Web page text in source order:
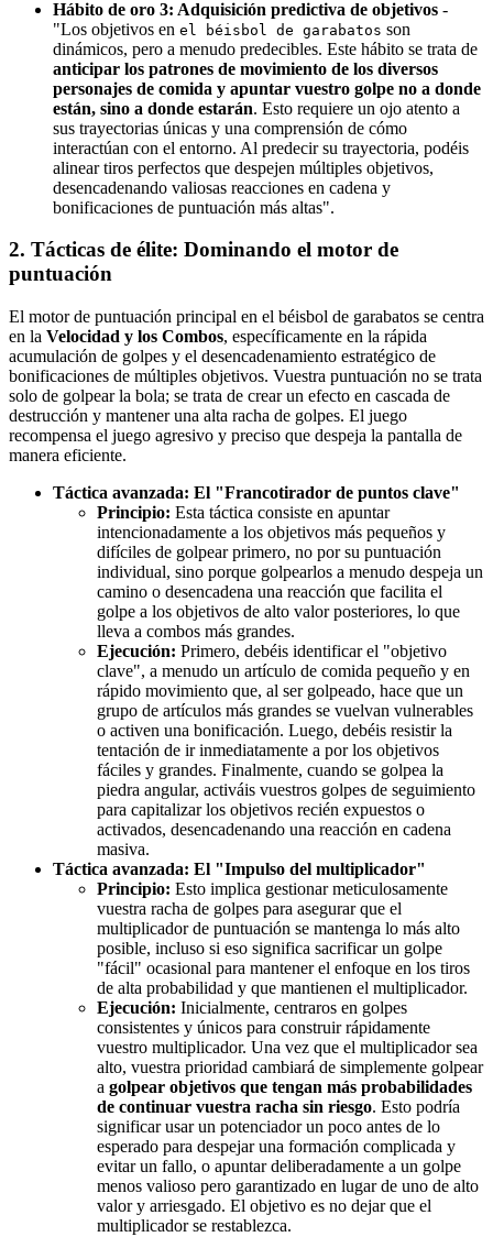
Hábito de oro 3: Adquisición predictiva de objetivos -
"Los objetivos en el béisbol de garabatos son
dinámicos, pero a menudo predecibles. Este hábito se trata de
anticipar los patrones de movimiento de los diversos
personajes de comida y apuntar vuestro golpe no a donde
están, sino a donde estarán. Esto requiere un ojo atento a
sus trayectorias únicas y una comprensión de cómo
interactúan con el entorno. Al predecir su trayectoria, podéis
alinear tiros perfectos que despejen múltiples objetivos,
desencadenando valiosas reacciones en cadena y
bonificaciones de puntuación más altas".
2. Tácticas de élite: Dominando el motor de
puntuación
El motor de puntuación principal en el béisbol de garabatos se centra
en la Velocidad y los Combos, específicamente en la rápida
acumulación de golpes y el desencadenamiento estratégico de
bonificaciones de múltiples objetivos. Vuestra puntuación no se trata
solo de golpear la bola; se trata de crear un efecto en cascada de
destrucción y mantener una alta racha de golpes. El juego
recompensa el juego agresivo y preciso que despeja la pantalla de
manera eficiente.
Táctica avanzada: El "Francotirador de puntos clave"
Principio: Esta táctica consiste en apuntar
intencionadamente a los objetivos más pequeños y
difíciles de golpear primero, no por su puntuación
individual, sino porque golpearlos a menudo despeja un
camino o desencadena una reacción que facilita el
golpe a los objetivos de alto valor posteriores, lo que
lleva a combos más grandes.
Ejecución: Primero, debéis identificar el "objetivo
clave", a menudo un artículo de comida pequeño y en
rápido movimiento que, al ser golpeado, hace que un
grupo de artículos más grandes se vuelvan vulnerables
o activen una bonificación. Luego, debéis resistir la
tentación de ir inmediatamente a por los objetivos
fáciles y grandes. Finalmente, cuando se golpea la
piedra angular, activáis vuestros golpes de seguimiento
para capitalizar los objetivos recién expuestos o
activados, desencadenando una reacción en cadena
masiva.
Táctica avanzada: El "Impulso del multiplicador"
Principio: Esto implica gestionar meticulosamente
vuestra racha de golpes para asegurar que el
multiplicador de puntuación se mantenga lo más alto
posible, incluso si eso significa sacrificar un golpe
"fácil" ocasional para mantener el enfoque en los tiros
de alta probabilidad y que mantienen el multiplicador.
Ejecución: Inicialmente, centraros en golpes
consistentes y únicos para construir rápidamente
vuestro multiplicador. Una vez que el multiplicador sea
alto, vuestra prioridad cambiará de simplemente golpear
a golpear objetivos que tengan más probabilidades
de continuar vuestra racha sin riesgo. Esto podría
significar usar un potenciador un poco antes de lo
esperado para despejar una formación complicada y
evitar un fallo, o apuntar deliberadamente a un golpe
menos valioso pero garantizado en lugar de uno de alto
valor y arriesgado. El objetivo es no dejar que el
multiplicador se restablezca.